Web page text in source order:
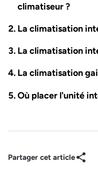
climatiseur ?
La climatisation
La climatisation
La climatisation
Où placer l'unité
Partager cet article